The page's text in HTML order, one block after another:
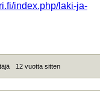
index.php/laki-ja-
12 vuotta sitten